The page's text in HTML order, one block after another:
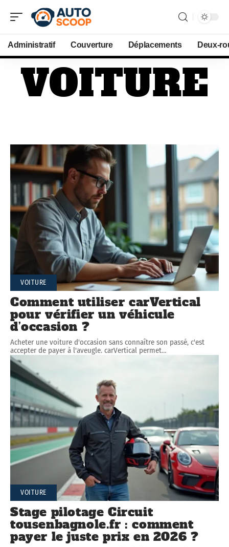
Administratif Couverture Déplacements Deux-
VOITURE
VOITURE
Comment utiliser carVertical
pour vérifier un véhicule
d’occasion ?
Acheter une voiture d'occasion sans connaître son passé, c'est
accepter de payer à l'aveugle. carVertical permet…
VOITURE
Stage pilotage Circuit
tousenbagnole.fr : comment
payer le juste prix en 2026 ?